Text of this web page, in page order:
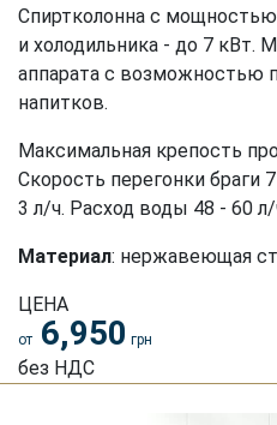
Спиртколонна с
и холодильника - до 7 кВт.
аппарата с возможностью
напитков.
Максимальная крепость
Скорость перегонки браги
3 л/ч. Расход воды 48 - 60 л/
Материал: нержавеющая
ЦЕНА
от 6,950 грн
без НДС